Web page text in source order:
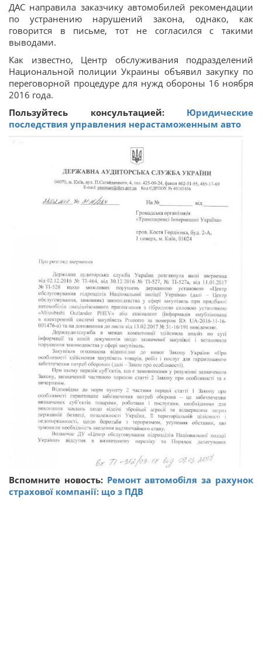
ДАС направила заказчику автомобилей рекомендации
по устранению нарушений закона, однако, как
говорится в письме, тот не согласился с такими
выводами.
Как известно, Центр обслуживания подразделений
Национальной полиции Украины объявил закупку по
переговорной процедуре для нужд обороны 16 ноября
2016 года.
Пользуйтесь консультацией: Юридические
последствия управления нерастаможенным авто
Вспомните новость: Ремонт автомобіля за рахунок
страхової компанії: що з ПДВ